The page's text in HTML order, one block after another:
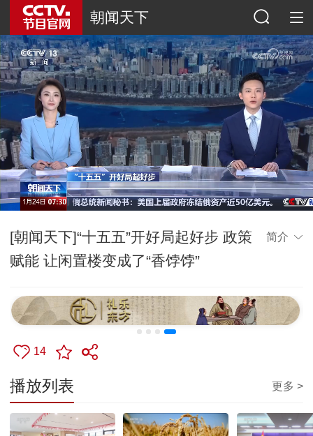
朝闻天下
[朝闻天下]“十五五”开好局起好步 政策
赋能 让闲置楼变成了“香饽饽”
简介
14
播放列表 更多 >